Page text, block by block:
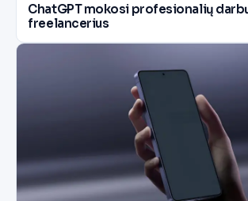
ChatGPT mokosi profesionalių
freelancerius